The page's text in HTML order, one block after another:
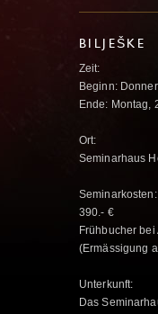
BILJEŠKE
Zeit:
Beginn:
Ende: Montag,
Ort:
Seminarhaus
Seminarkosten:
390.- €
Frühbucher
(Ermässigung
Unterkunft:
Das